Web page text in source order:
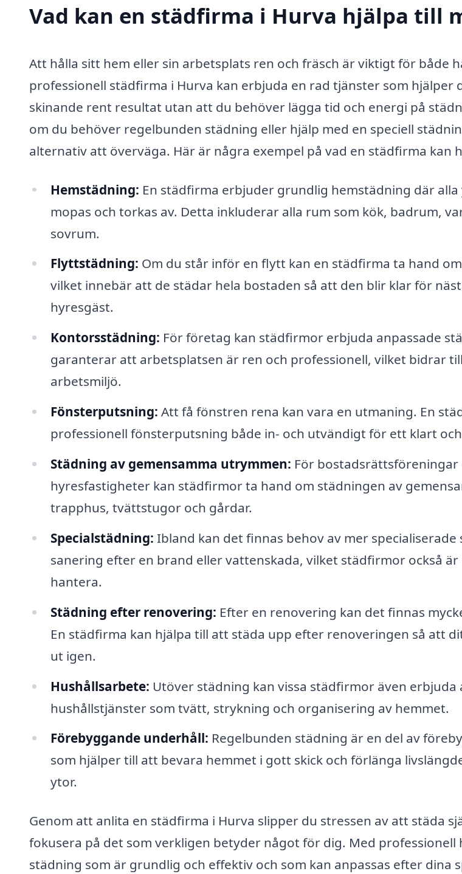
Vad kan en städfirma i Hurva hjälpa till
Att hålla sitt hem eller sin arbetsplats ren och fräsch är viktigt för både
professionell städfirma i Hurva kan erbjuda en rad tjänster som hjälper
skinande rent resultat utan att du behöver lägga tid och energi på
om du behöver regelbunden städning eller hjälp med en speciell
alternativ att överväga. Här är några exempel på vad en städfirma kan
Hemstädning: En städfirma erbjuder grundlig hemstädning där
mopas och torkas av. Detta inkluderar alla rum som kök, badrum,
sovrum.
Flyttstädning: Om du står inför en flytt kan en städfirma ta hand
vilket innebär att de städar hela bostaden så att den blir klar för
hyresgäst.
Kontorsstädning: För företag kan städfirmor erbjuda anpassade
garanterar att arbetsplatsen är ren och professionell, vilket bidrar
arbetsmiljö.
Fönsterputsning: Att få fönstren rena kan vara en utmaning. En
professionell fönsterputsning både in- och utvändigt för ett klart
Städning av gemensamma utrymmen: För bostadsrättsföreningar
hyresfastigheter kan städfirmor ta hand om städningen av
trapphus, tvättstugor och gårdar.
Specialstädning: Ibland kan det finnas behov av mer specialiserade
sanering efter en brand eller vattenskada, vilket städfirmor också
hantera.
Städning efter renovering: Efter en renovering kan det finnas
En städfirma kan hjälpa till att städa upp efter renoveringen så att
ut igen.
Hushållsarbete: Utöver städning kan vissa städfirmor även erbjuda
hushållstjänster som tvätt, strykning och organisering av hemmet.
Förebyggande underhåll: Regelbunden städning är en del av
som hjälper till att bevara hemmet i gott skick och förlänga
ytor.
Genom att anlita en städfirma i Hurva slipper du stressen av att städa
fokusera på det som verkligen betyder något för dig. Med professionell
städning som är grundlig och effektiv och som kan anpassas efter dina